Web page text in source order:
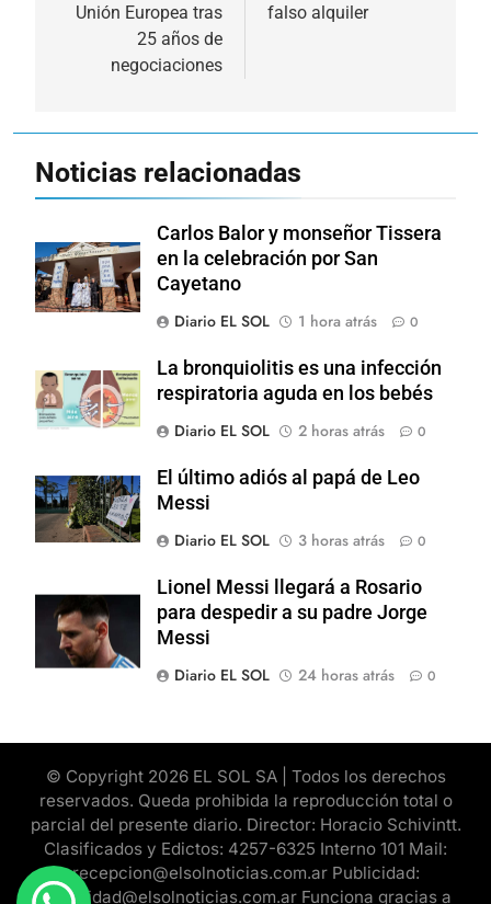
Unión Europea tras
25 años de
negociaciones
falso alquiler
Noticias relacionadas
Carlos Balor y monseñor Tissera
en la celebración por San
Cayetano
Diario EL SOL
1 hora atrás 0
La bronquiolitis es una infección
respiratoria aguda en los bebés
Diario EL SOL
2 horas atrás 0
El último adiós al papá de Leo
Messi
Diario EL SOL
3 horas atrás 0
Lionel Messi llegará a Rosario
para despedir a su padre Jorge
Messi
Diario EL SOL
24 horas atrás 0
© Copyright 2026 EL SOL SA | Todos los derechos
reservados. Queda prohibida la reproducción total o
parcial del presente diario. Director: Horacio Schivintt.
Clasificados y Edictos: 4257-6325 Interno 101 Mail:
recepcion@elsolnoticias.com.ar Publicidad:
publicidad@elsolnoticias.com.ar Funciona gracias a